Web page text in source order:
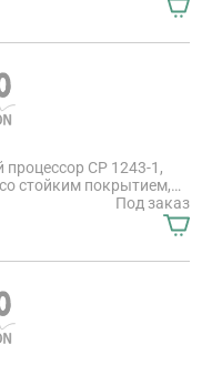
CP 1243-1,
стойким покрытием,
Под заказ